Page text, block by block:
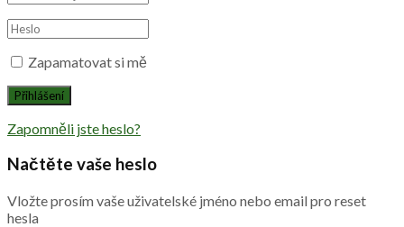
Zapamatovat si mě
Zapomněli jste heslo?
Načtěte vaše heslo
Vložte prosím vaše uživatelské jméno nebo email pro reset
hesla